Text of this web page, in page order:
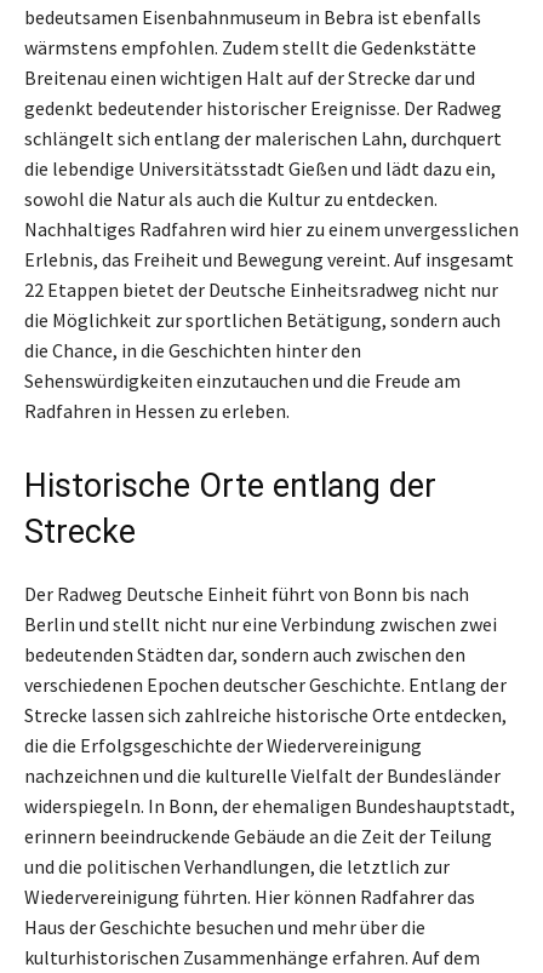
bedeutsamen Eisenbahnmuseum in Bebra ist ebenfalls
wärmstens empfohlen. Zudem stellt die Gedenkstätte
Breitenau einen wichtigen Halt auf der Strecke dar und
gedenkt bedeutender historischer Ereignisse. Der Radweg
schlängelt sich entlang der malerischen Lahn, durchquert
die lebendige Universitätsstadt Gießen und lädt dazu ein,
sowohl die Natur als auch die Kultur zu entdecken.
Nachhaltiges Radfahren wird hier zu einem unvergesslichen
Erlebnis, das Freiheit und Bewegung vereint. Auf insgesamt
22 Etappen bietet der Deutsche Einheitsradweg nicht nur
die Möglichkeit zur sportlichen Betätigung, sondern auch
die Chance, in die Geschichten hinter den
Sehenswürdigkeiten einzutauchen und die Freude am
Radfahren in Hessen zu erleben.
Historische Orte entlang der
Strecke
Der Radweg Deutsche Einheit führt von Bonn bis nach
Berlin und stellt nicht nur eine Verbindung zwischen zwei
bedeutenden Städten dar, sondern auch zwischen den
verschiedenen Epochen deutscher Geschichte. Entlang der
Strecke lassen sich zahlreiche historische Orte entdecken,
die die Erfolgsgeschichte der Wiedervereinigung
nachzeichnen und die kulturelle Vielfalt der Bundesländer
widerspiegeln. In Bonn, der ehemaligen Bundeshauptstadt,
erinnern beeindruckende Gebäude an die Zeit der Teilung
und die politischen Verhandlungen, die letztlich zur
Wiedervereinigung führten. Hier können Radfahrer das
Haus der Geschichte besuchen und mehr über die
kulturhistorischen Zusammenhänge erfahren. Auf dem